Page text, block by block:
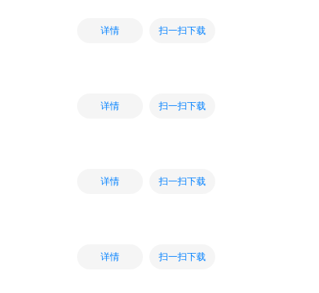
详情 扫一扫下载
详情 扫一扫下载
详情 扫一扫下载
详情 扫一扫下载